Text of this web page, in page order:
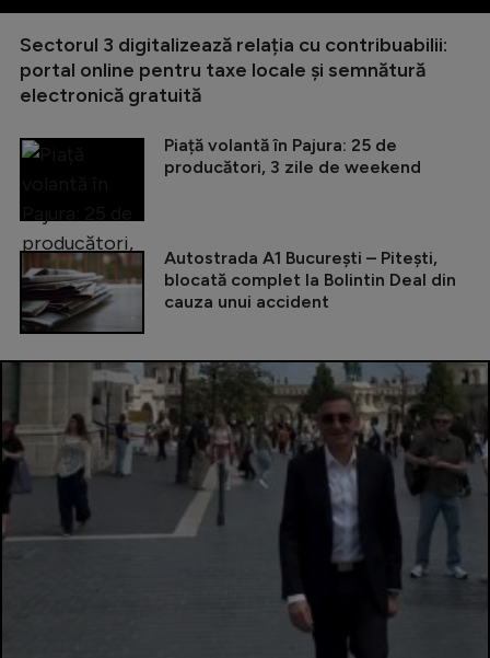
Sectorul 3 digitalizează relația cu contribuabilii:
portal online pentru taxe locale și semnătură
electronică gratuită
Piață volantă în Pajura: 25 de
producători, 3 zile de weekend
Autostrada A1 București – Pitești,
blocată complet la Bolintin Deal din
cauza unui accident